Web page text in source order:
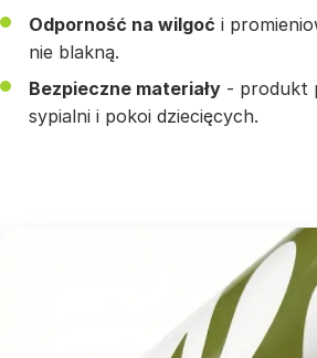
Odporność na wilgoć i
nie blakną.
Bezpieczne materiały - produkt
sypialni i pokoi dziecięcych.